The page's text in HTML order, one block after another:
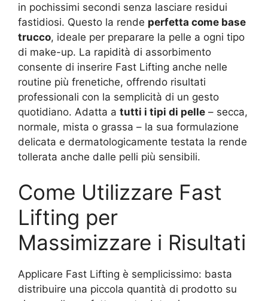
in pochissimi secondi senza lasciare residui
fastidiosi. Questo la rende perfetta come base
trucco, ideale per preparare la pelle a ogni tipo
di make-up. La rapidità di assorbimento
consente di inserire Fast Lifting anche nelle
routine più frenetiche, offrendo risultati
professionali con la semplicità di un gesto
quotidiano. Adatta a tutti i tipi di pelle – secca,
normale, mista o grassa – la sua formulazione
delicata e dermatologicamente testata la rende
tollerata anche dalle pelli più sensibili.
Come Utilizzare Fast
Lifting per
Massimizzare i Risultati
Applicare Fast Lifting è semplicissimo: basta
distribuire una piccola quantità di prodotto su